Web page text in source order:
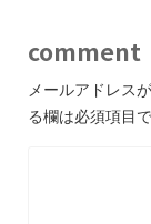
comment
メールアドレス
る欄は必須項目